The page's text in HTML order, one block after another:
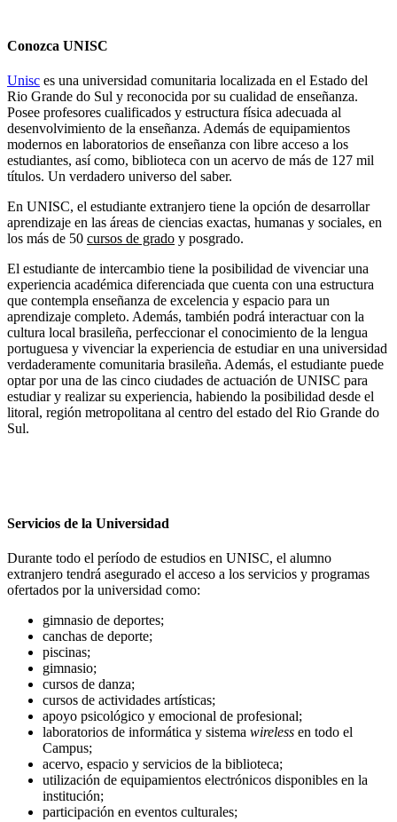
Conozca UNISC
Unisc es una universidad comunitaria localizada en el Estado del
Rio Grande do Sul y reconocida por su cualidad de enseñanza.
Posee profesores cualificados y estructura física adecuada al
desenvolvimiento de la enseñanza. Además de equipamientos
modernos en laboratorios de enseñanza con libre acceso a los
estudiantes, así como, biblioteca con un acervo de más de 127 mil
títulos. Un verdadero universo del saber.
En UNISC, el estudiante extranjero tiene la opción de desarrollar
aprendizaje en las áreas de ciencias exactas, humanas y sociales, en
los más de 50 cursos de grado y posgrado.
El estudiante de intercambio tiene la posibilidad de vivenciar una
experiencia académica diferenciada que cuenta con una estructura
que contempla enseñanza de excelencia y espacio para un
aprendizaje completo. Además, también podrá interactuar con la
cultura local brasileña, perfeccionar el conocimiento de la lengua
portuguesa y vivenciar la experiencia de estudiar en una universidad
verdaderamente comunitaria brasileña. Además, el estudiante puede
optar por una de las cinco ciudades de actuación de UNISC para
estudiar y realizar su experiencia, habiendo la posibilidad desde el
litoral, región metropolitana al centro del estado del Rio Grande do
Sul.
Servicios de la Universidad
Durante todo el período de estudios en UNISC, el alumno
extranjero tendrá asegurado el acceso a los servicios y programas
ofertados por la universidad como:
gimnasio de deportes;
canchas de deporte;
piscinas;
gimnasio;
cursos de danza;
cursos de actividades artísticas;
apoyo psicológico y emocional de profesional;
laboratorios de informática y sistema wireless en todo el
Campus;
acervo, espacio y servicios de la biblioteca;
utilización de equipamientos electrónicos disponibles en la
institución;
participación en eventos culturales;